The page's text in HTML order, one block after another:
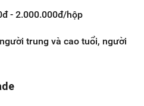
- 2.000.000đ/hộp
trung và cao tuổi, người